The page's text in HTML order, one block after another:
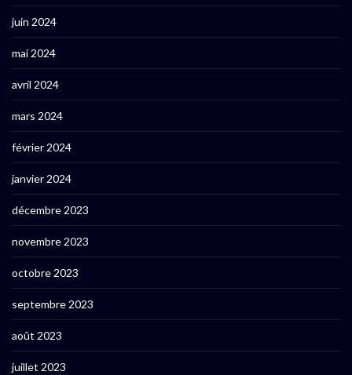
juin 2024
mai 2024
avril 2024
mars 2024
février 2024
janvier 2024
décembre 2023
novembre 2023
octobre 2023
septembre 2023
août 2023
juillet 2023